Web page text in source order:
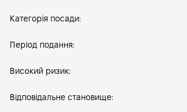
Категорія посади:
Період подання:
Високий ризик:
Відповідальне становище: